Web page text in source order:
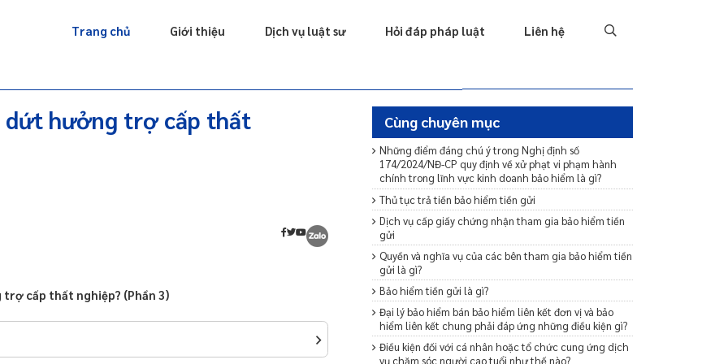
Trang chủ Giới thiệu Dịch vụ luật sư Hỏi đáp pháp luật Liên hệ Hôn nhân & Gia đình
dứt hưởng trợ cấp thất
cấp thất nghiệp? (Phần 3)
Cùng chuyên mục
Những điểm đáng chú ý trong Nghị định số
174/2024/NĐ-CP quy định về xử phạt vi phạm hành
chính trong lĩnh vực kinh doanh bảo hiểm là gì?
Thủ tục trả tiền bảo hiểm tiền gửi
Dịch vụ cấp giấy chứng nhận tham gia bảo hiểm tiền
gửi
Quyền và nghĩa vụ của các bên tham gia bảo hiểm tiền
gửi là gì?
Bảo hiểm tiền gửi là gì?
Đại lý bảo hiểm bán bảo hiểm liên kết đơn vị và bảo
hiểm liên kết chung phải đáp ứng những điều kiện gì?
Điều kiện đối với cá nhân hoặc tổ chức cung ứng dịch
vụ chăm sóc người cao tuổi như thế nào?